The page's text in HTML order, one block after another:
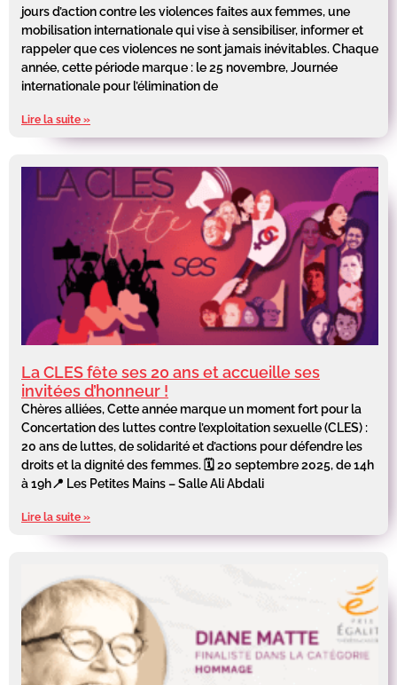
jours d’action contre les violences faites aux femmes, une
mobilisation internationale qui vise à sensibiliser, informer et
rappeler que ces violences ne sont jamais inévitables. Chaque
année, cette période marque : le 25 novembre, Journée
internationale pour l’élimination de
Lire la suite »
La CLES fête ses 20 ans et accueille ses
invitées d’honneur !
Chères alliées, Cette année marque un moment fort pour la
Concertation des luttes contre l’exploitation sexuelle (CLES) :
20 ans de luttes, de solidarité et d’actions pour défendre les
droits et la dignité des femmes. 🗓 20 septembre 2025, de 14h
à 19h📍 Les Petites Mains – Salle Ali Abdali
Lire la suite »